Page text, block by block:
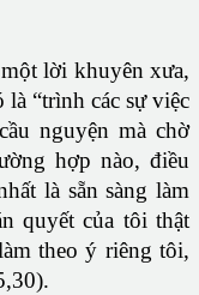
lời khuyên xưa,
“trình các sự việc
nguyện mà chờ
hợp nào, điều
là sẵn sàng làm
quyết của tôi thật
theo ý riêng tôi,